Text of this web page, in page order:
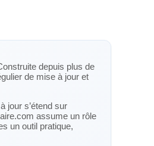
depuis plus de
de mise à jour et
jour s’étend sur
assume un rôle
un outil pratique,